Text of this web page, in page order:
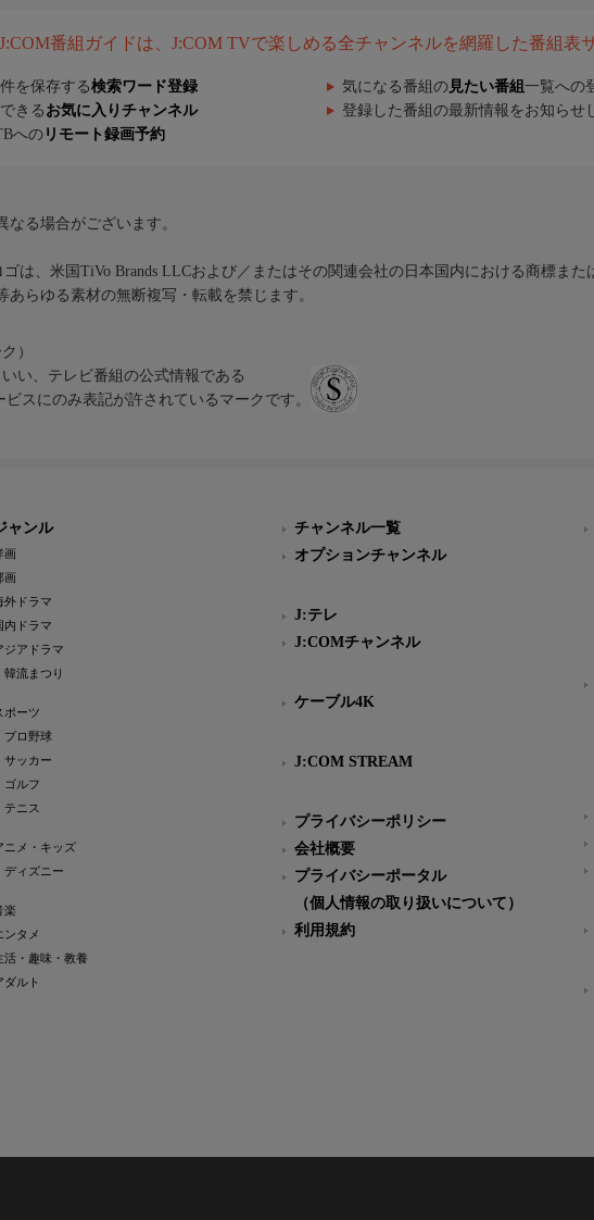
J:COM番組ガイドは、J:COM TVで楽しめる全チャンネルを網羅した番組表
を保存する検索ワード登録 気になる番組の 見たい番組 一覧への
きる お気に入りチャンネル 登録した番組の最新情報をお知らせ
への リモート録画予約
る場合がございます。
は、米国TiVo Brands LLCおよび／またはその関連会社の日本国内における商標また
らゆる素材の無断複写・転載を禁じます。
）
い、テレビ番組の公式情報である
ビスにのみ表記が許されているマークです。
ャンル
画
画
外ドラマ
内ドラマ
ジアドラマ
韓流まつり
ポーツ
プロ野球
サッカー
ゴルフ
テニス
ニメ・キッズ
ディズニー
楽
ンタメ
活・趣味・教養
ダルト
チャンネル一覧
オプションチャンネル
J:テレ
J:COMチャンネル
ケーブル4K
J:COM STREAM
プライバシーポリシー
会社概要
プライバシーポータル
（個人情報の取り扱いについて）
利用規約